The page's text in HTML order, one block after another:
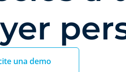
una demo